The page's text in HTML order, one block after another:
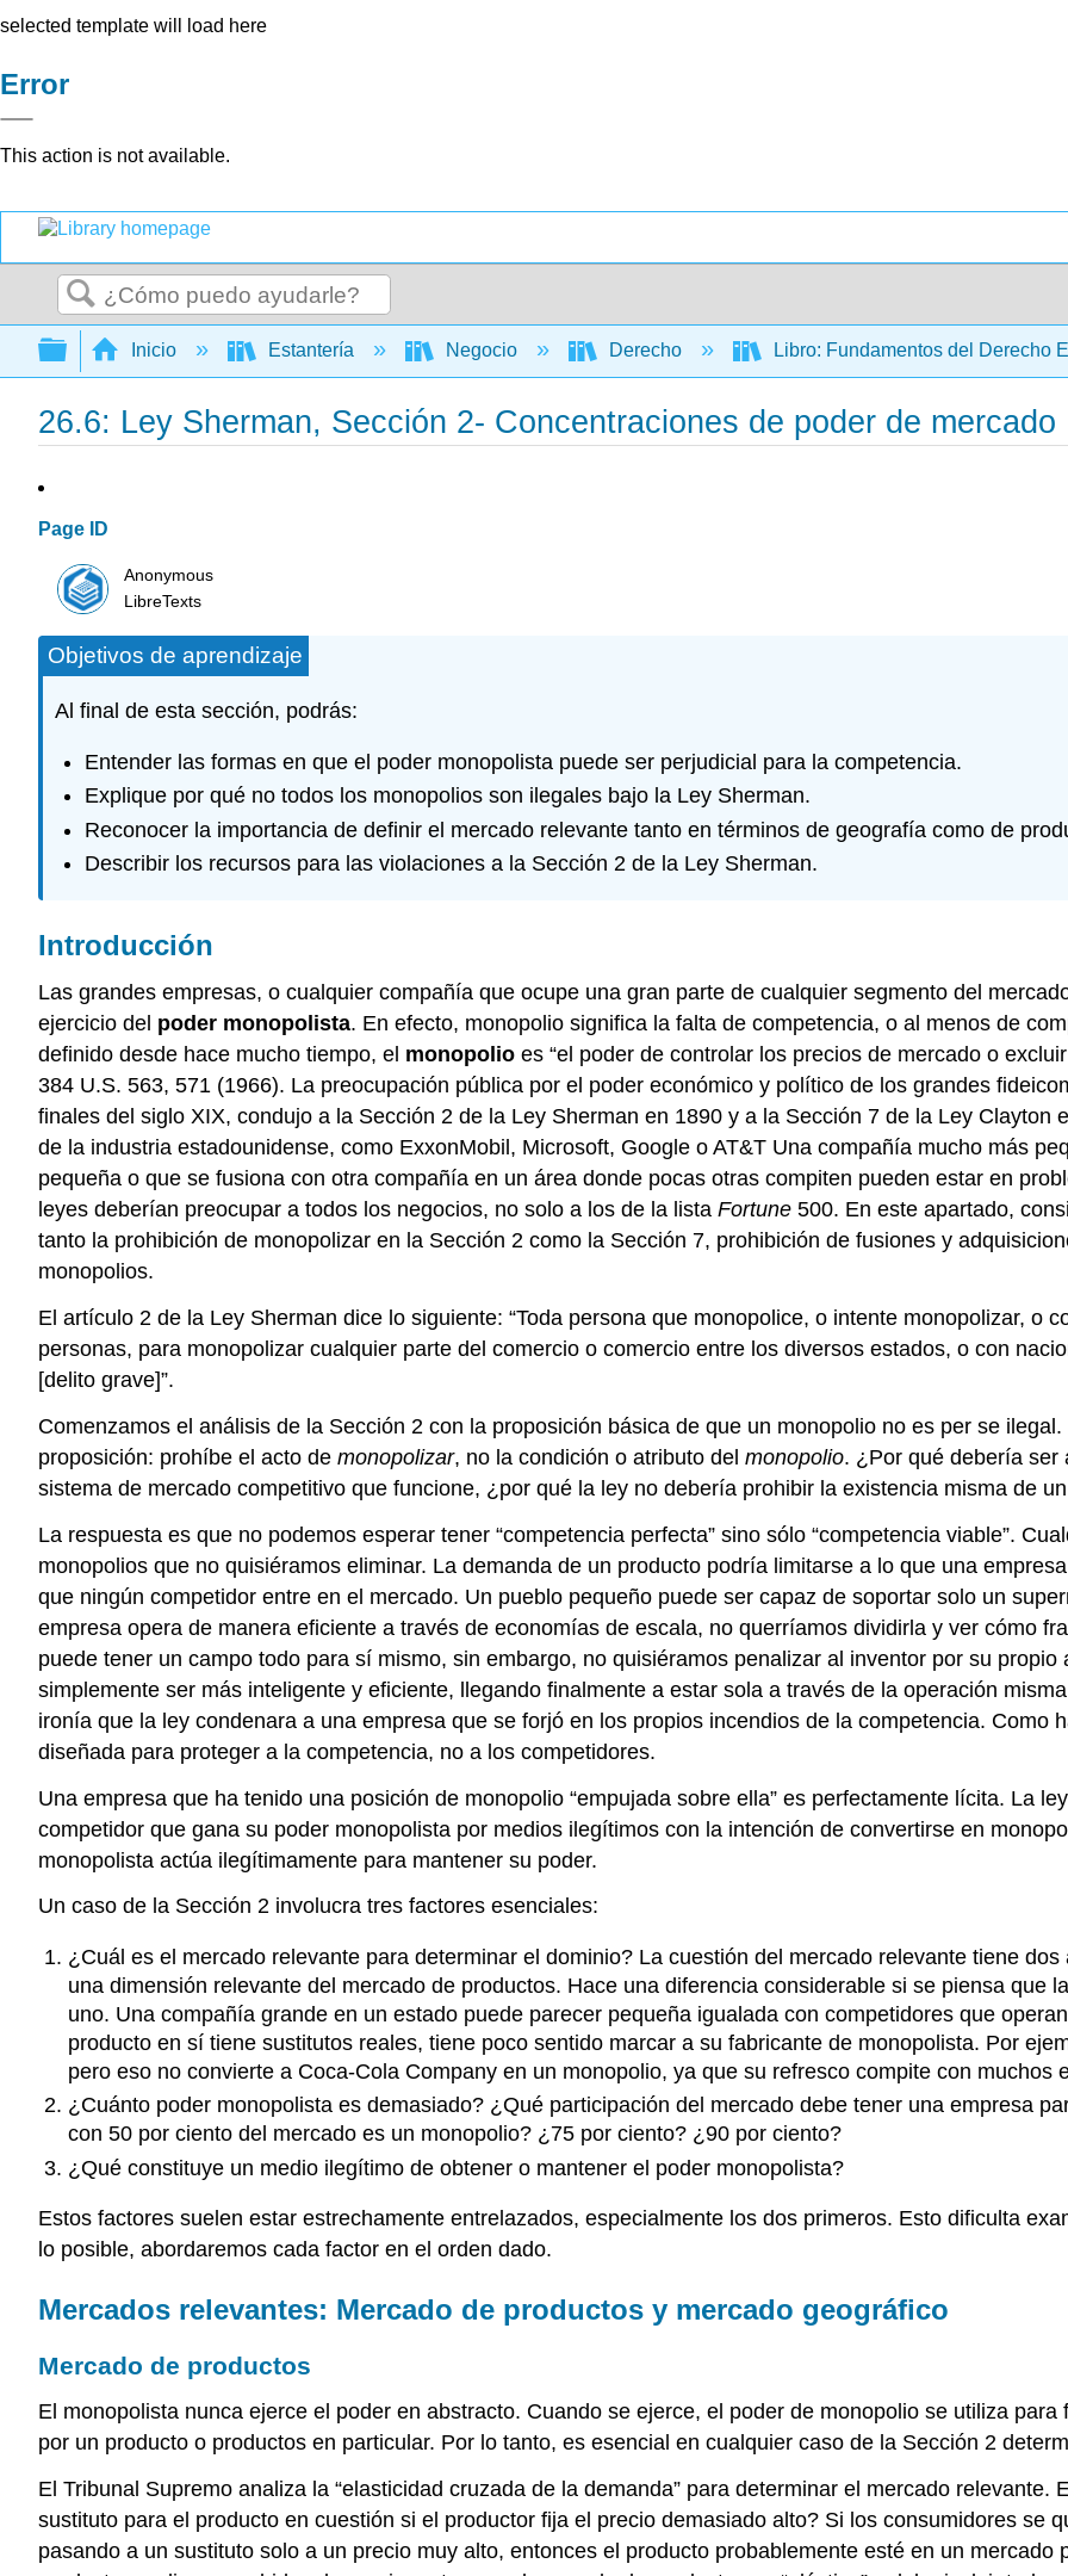
selected template will load here
Error
This action is not available.
Buscar
Expandir/contraer jerarquía global
Inicio Estantería Negocio Derecho Libro: Fundamentos del Derecho
26.6: Ley Sherman, Sección 2- Concentraciones de poder de mercado
Page ID
Anonymous
LibreTexts
Objetivos de aprendizaje
Al final de esta sección, podrás:
Entender las formas en que el poder monopolista puede ser perjudicial para la competencia.
Explique por qué no todos los monopolios son ilegales bajo la Ley Sherman.
Reconocer la importancia de definir el mercado relevante tanto en términos de geografía como de
Describir los recursos para las violaciones a la Sección 2 de la Ley Sherman.
Introducción
Las grandes empresas, o cualquier compañía que ocupe una gran parte de cualquier segmento del
ejercicio del poder monopolista. En efecto, monopolio significa la falta de competencia, o al menos de
definido desde hace mucho tiempo, el monopolio es “el poder de controlar los precios de mercado o
384 U.S. 563, 571 (1966). La preocupación pública por el poder económico y político de los grandes
finales del siglo XIX, condujo a la Sección 2 de la Ley Sherman en 1890 y a la Sección 7 de la Ley Clayton
de la industria estadounidense, como ExxonMobil, Microsoft, Google o AT&T Una compañía mucho más
pequeña o que se fusiona con otra compañía en un área donde pocas otras compiten pueden estar en
leyes deberían preocupar a todos los negocios, no solo a los de la lista Fortune 500. En este apartado,
tanto la prohibición de monopolizar en la Sección 2 como la Sección 7, prohibición de fusiones y
monopolios.
El artículo 2 de la Ley Sherman dice lo siguiente: “Toda persona que monopolice, o intente monopolizar, o
personas, para monopolizar cualquier parte del comercio o comercio entre los diversos estados, o con
[delito grave]”.
Comenzamos el análisis de la Sección 2 con la proposición básica de que un monopolio no es per se
proposición: prohíbe el acto de monopolizar, no la condición o atributo del monopolio. ¿Por qué debería ser
sistema de mercado competitivo que funcione, ¿por qué la ley no debería prohibir la existencia misma de
La respuesta es que no podemos esperar tener “competencia perfecta” sino sólo “competencia viable”.
monopolios que no quisiéramos eliminar. La demanda de un producto podría limitarse a lo que una
que ningún competidor entre en el mercado. Un pueblo pequeño puede ser capaz de soportar solo un
empresa opera de manera eficiente a través de economías de escala, no querríamos dividirla y ver cómo
puede tener un campo todo para sí mismo, sin embargo, no quisiéramos penalizar al inventor por su
simplemente ser más inteligente y eficiente, llegando finalmente a estar sola a través de la operación
ironía que la ley condenara a una empresa que se forjó en los propios incendios de la competencia. Como
diseñada para proteger a la competencia, no a los competidores.
Una empresa que ha tenido una posición de monopolio “empujada sobre ella” es perfectamente lícita. La
competidor que gana su poder monopolista por medios ilegítimos con la intención de convertirse en
monopolista actúa ilegítimamente para mantener su poder.
Un caso de la Sección 2 involucra tres factores esenciales:
¿Cuál es el mercado relevante para determinar el dominio? La cuestión del mercado relevante tiene
una dimensión relevante del mercado de productos. Hace una diferencia considerable si se piensa que
uno. Una compañía grande en un estado puede parecer pequeña igualada con competidores que
producto en sí tiene sustitutos reales, tiene poco sentido marcar a su fabricante de monopolista. Por
pero eso no convierte a Coca-Cola Company en un monopolio, ya que su refresco compite con muchos
¿Cuánto poder monopolista es demasiado? ¿Qué participación del mercado debe tener una empresa
con 50 por ciento del mercado es un monopolio? ¿75 por ciento? ¿90 por ciento?
¿Qué constituye un medio ilegítimo de obtener o mantener el poder monopolista?
Estos factores suelen estar estrechamente entrelazados, especialmente los dos primeros. Esto dificulta
lo posible, abordaremos cada factor en el orden dado.
Mercados relevantes: Mercado de productos y mercado geográfico
Mercado de productos
El monopolista nunca ejerce el poder en abstracto. Cuando se ejerce, el poder de monopolio se utiliza
por un producto o productos en particular. Por lo tanto, es esencial en cualquier caso de la Sección 2
El Tribunal Supremo analiza la “elasticidad cruzada de la demanda” para determinar el mercado relevante.
sustituto para el producto en cuestión si el productor fija el precio demasiado alto? Si los consumidores se
pasando a un sustituto solo a un precio muy alto, entonces el producto probablemente esté en un